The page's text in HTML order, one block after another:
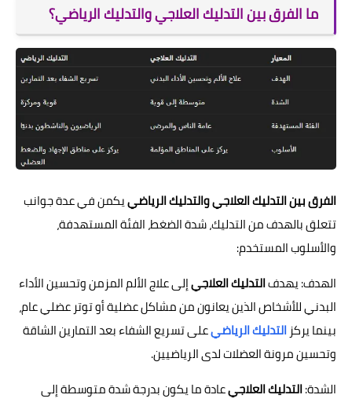
ما الفرق بين التدليك العلاجي والتدليك الرياضي؟
الفرق بين التدليك العلاجي والتدليك الرياضييكمن في عدة جوانب
تتعلق بالهدف من التدليك، شدة الضغط، الفئة المستهدفة،
والأسلوب المستخدم:
الهدف: يهدفالتدليك العلاجيإلى علاج الألم المزمن وتحسين الأداء
البدني للأشخاص الذين يعانون من مشاكل عضلية أو توتر عضلي عام،
بينما يركزالتدليك الرياضيعلى تسريع الشفاء بعد التمارين الشاقة
وتحسين مرونة العضلات لدى الرياضيين.
الشدة:التدليك العلاجيعادة ما يكون بدرجة شدة متوسطة إلى